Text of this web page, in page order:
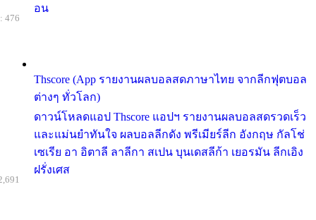
อน
Thscore (App รายงานผลบอลสดภาษาไทย จากลีกฟุตบอล
ต่างๆ ทั่วโลก)
ดาวน์โหลดแอป Thscore แอปฯ รายงานผลบอลสดรวดเร็ว
และแม่นยำทันใจ ผลบอลลีกดัง พรีเมียร์ลีก อังกฤษ กัลโช่
เซเรีย อา อิตาลี ลาลีกา สเปน บุนเดสลีก้า เยอรมัน ลีกเอิง
ฝรั่งเศส
476